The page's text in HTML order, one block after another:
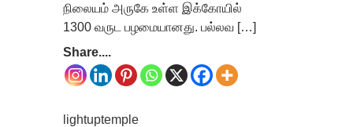
நிலையம் அருகே உள்ள இக்கோயில்
1300 வருட பழமையானது. பல்லவ […]
Share....
lightuptemple